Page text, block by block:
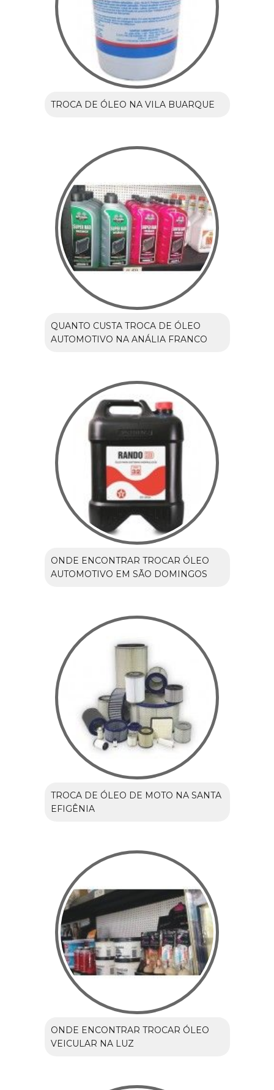
TROCA DE ÓLEO NA VILA BUARQUE
QUANTO CUSTA TROCA DE ÓLEO
AUTOMOTIVO NA ANÁLIA FRANCO
ONDE ENCONTRAR TROCAR ÓLEO
AUTOMOTIVO EM SÃO DOMINGOS
TROCA DE ÓLEO DE MOTO NA SANTA
EFIGÊNIA
ONDE ENCONTRAR TROCAR ÓLEO
VEICULAR NA LUZ